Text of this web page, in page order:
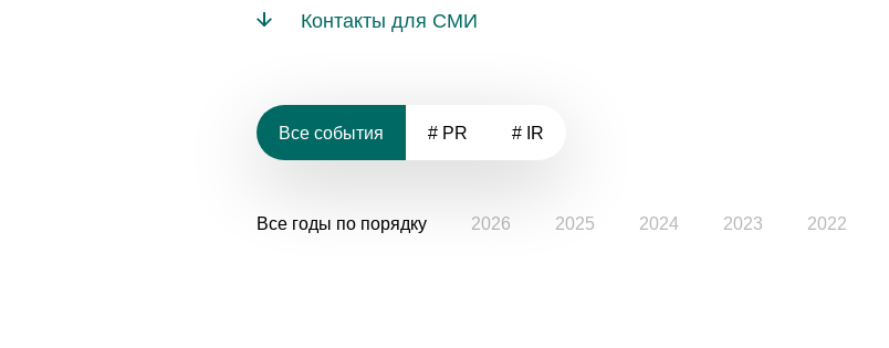
Контакты для СМИ
Все события # PR # IR
Все годы по порядку 2026 2025 2024 2023 2022